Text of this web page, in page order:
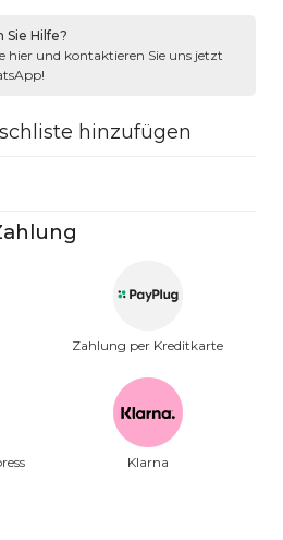
Sie Hilfe?
hier und kontaktieren Sie uns jetzt
hinzufügen
Zahlung per Kreditkarte
Klarna